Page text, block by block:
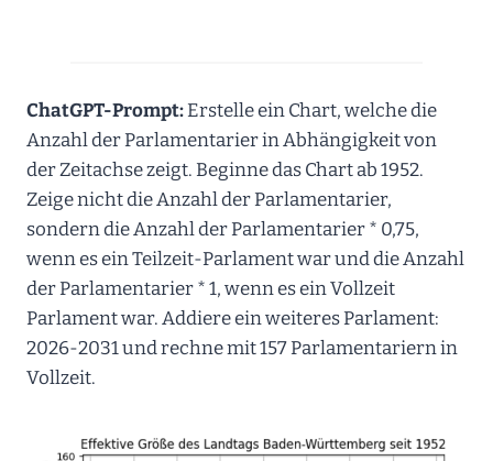
ChatGPT-Prompt:Erstelle ein Chart, welche die
Anzahl der Parlamentarier in Abhängigkeit von
der Zeitachse zeigt. Beginne das Chart ab 1952.
Zeige nicht die Anzahl der Parlamentarier,
sondern die Anzahl der Parlamentarier * 0,75,
wenn es ein Teilzeit-Parlament war und die Anzahl
der Parlamentarier * 1, wenn es ein Vollzeit
Parlament war. Addiere ein weiteres Parlament:
2026-2031 und rechne mit 157 Parlamentariern in
Vollzeit.